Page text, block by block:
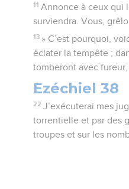
11 Annonce à ceux qui
surviendra. Vous,
13 » C’est pourquoi,
éclater la tempête ;
tomberont avec
Ezéchiel 38
22 J’exécuterai mes
torrentielle et par des
troupes et sur les